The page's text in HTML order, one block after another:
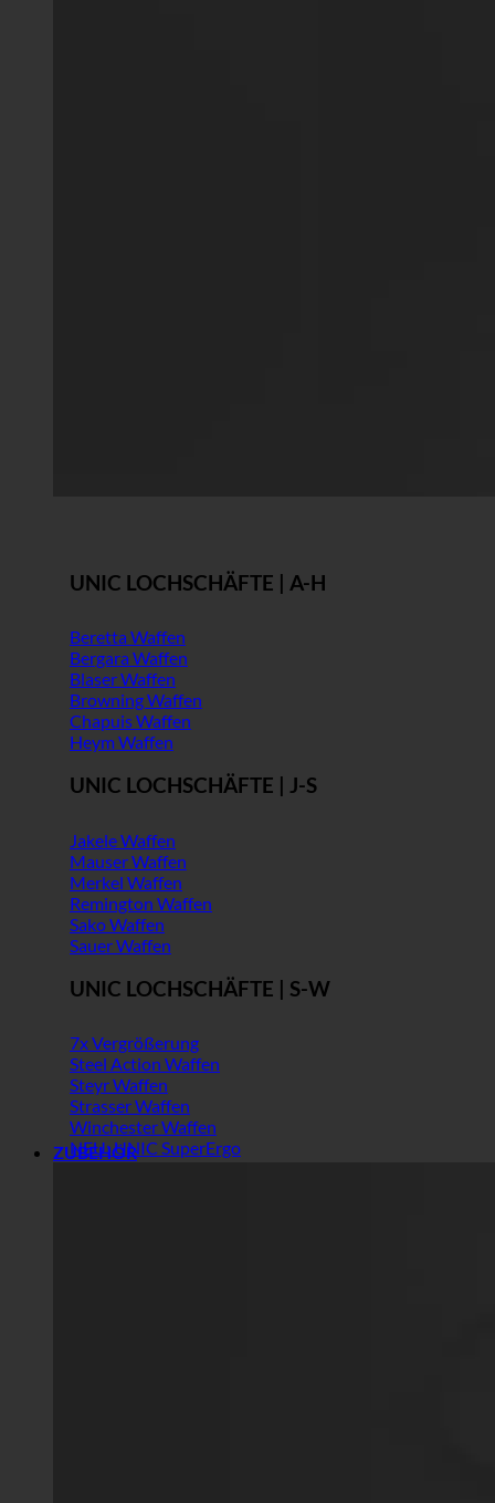
UNIC LOCHSCHÄFTE | A-H
Beretta Waffen
Bergara Waffen
Blaser Waffen
Browning Waffen
Chapuis Waffen
Heym Waffen
UNIC LOCHSCHÄFTE | J-S
Jakele Waffen
Mauser Waffen
Merkel Waffen
Remington Waffen
Sako Waffen
Sauer Waffen
UNIC LOCHSCHÄFTE | S-W
7x Vergrößerung
Steel Action Waffen
Steyr Waffen
Strasser Waffen
Winchester Waffen
NEU: UNIC SuperErgo
ZUBEHÖR